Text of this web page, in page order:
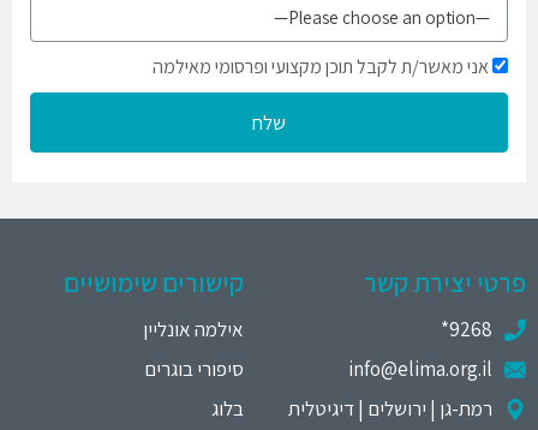
אני מאשר/ת לקבל תוכן מקצועי ופרסומי מאילמה
שלח
פרטי יצירת קשר
9268*
info@elima.org.il
רמת-גן | ירושלים | דיגיטלית
קישורים שימושיים
אילמה אונליין
סיפורי בוגרים
בלוג